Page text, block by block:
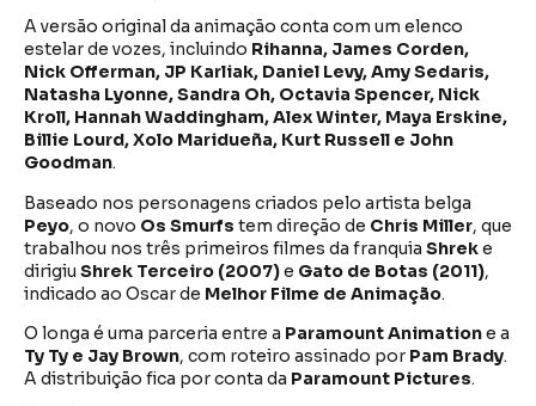
A versão original da animação conta com um elenco
estelar de vozes, incluindo Rihanna, James Corden,
Nick Offerman, JP Karliak, Daniel Levy, Amy Sedaris,
Natasha Lyonne, Sandra Oh, Octavia Spencer, Nick
Kroll, Hannah Waddingham, Alex Winter, Maya Erskine,
Billie Lourd, Xolo Maridueña, Kurt Russell e John
Goodman.
Baseado nos personagens criados pelo artista belga
Peyo, o novo Os Smurfs tem direção de Chris Miller, que
trabalhou nos três primeiros filmes da franquia Shreke
dirigiu Shrek Terceiro (2007)e Gato de Botas (2011),
indicado ao Oscar de Melhor Filme de Animação.
O longa é uma parceria entre a Paramount Animatione a
Ty Ty e Jay Brown, com roteiro assinado por Pam Brady.
A distribuição fica por conta da Paramount Pictures.